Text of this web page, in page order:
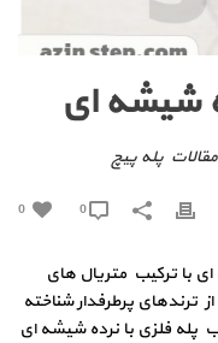
شیشه‌ ای
مقالات پله پیچ
0
ای با ترکیب متریال‌ های
پرطرفدار شناخته
پله فلزی با نرده شیشه‌ ای